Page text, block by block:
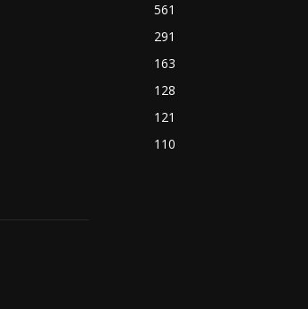
561
291
163
128
121
110